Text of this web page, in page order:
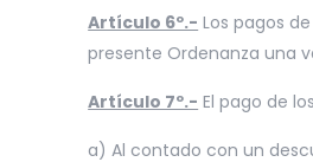
Artículo 6º.- Los pagos
presente Ordenanza una
Artículo 7º.- El pago de
a) Al contado con un